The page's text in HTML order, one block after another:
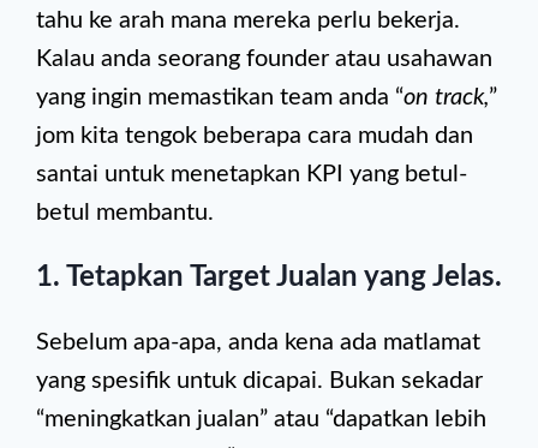
tahu ke arah mana mereka perlu bekerja.
Kalau anda seorang founder atau usahawan
yang ingin memastikan team anda “on track,”
jom kita tengok beberapa cara mudah dan
santai untuk menetapkan KPI yang betul-
betul membantu.
1. Tetapkan Target Jualan yang Jelas.
Sebelum apa-apa, anda kena ada matlamat
yang spesifik untuk dicapai. Bukan sekadar
“meningkatkan jualan” atau “dapatkan lebih